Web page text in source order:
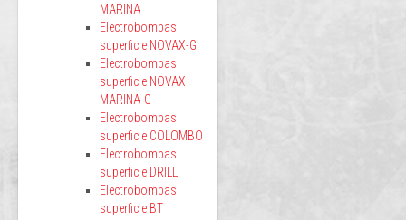
MARINA
Electrobombas
superficie NOVAX-G
Electrobombas
superficie NOVAX
MARINA-G
Electrobombas
superficie COLOMBO
Electrobombas
superficie DRILL
Electrobombas
superficie BT